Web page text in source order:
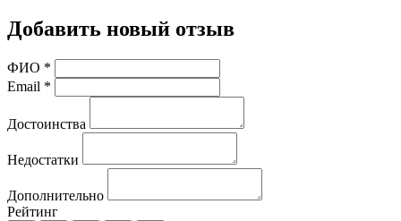
Добавить новый отзыв
ФИО *
Email *
Достоинства
Недостатки
Дополнительно
Рейтинг